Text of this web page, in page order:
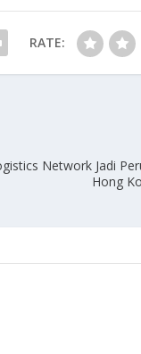
RATE:
Network Jadi
Hong